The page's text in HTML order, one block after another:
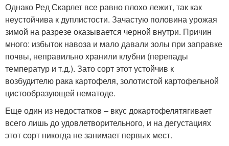
Однако Ред Скарлет все равно плохо лежит, так как
неустойчива к дуплистости. Зачастую половина урожая
зимой на разрезе оказывается черной внутри. Причин
много: избыток навоза и мало давали золы при заправке
почвы, неправильно хранили клубни (перепады
температур и т.д.). Зато сорт этот устойчив к
возбудителю рака картофеля, золотистой картофельной
цистообразующей нематоде.
Еще один из недостатков – вкус докартофелятягивает
всего лишь до удовлетворительного, и на дегустациях
этот сорт никогда не занимает первых мест.